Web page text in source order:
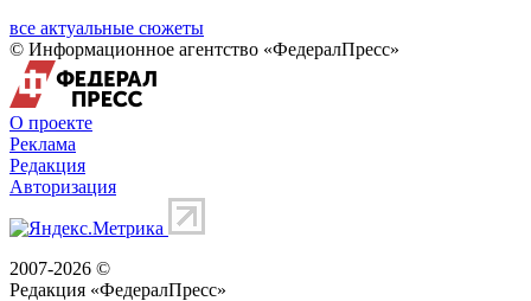
все актуальные сюжеты
© Информационное агентство «ФедералПресс»
О проекте
Реклама
Редакция
Авторизация
2007-2026 ©
Редакция «ФедералПресс»